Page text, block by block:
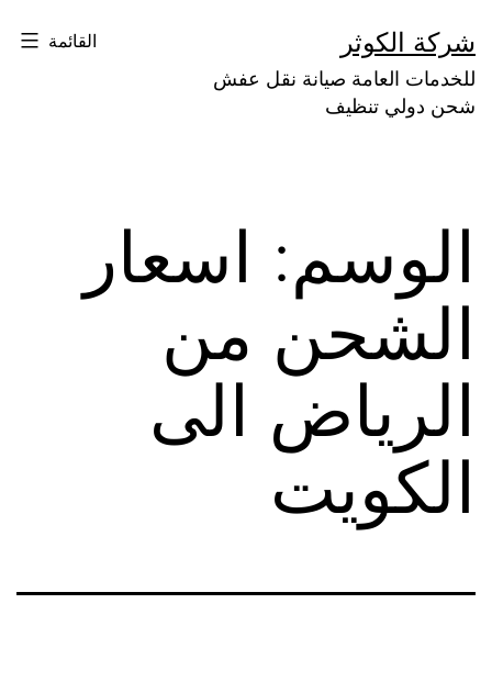
إلى
المحتوى
شركة الكوثر
للخدمات العامة صيانة نقل عفش
شحن دولي تنظيف
القائمة
الوسم: اسعار
الشحن من
الرياض الى
الكويت